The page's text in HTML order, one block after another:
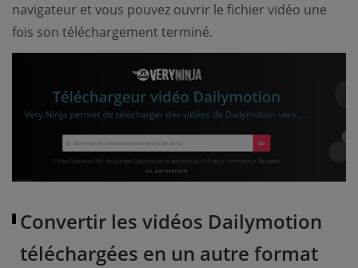
navigateur et vous pouvez ouvrir le fichier vidéo une
fois son téléchargement terminé.
Convertir les vidéos Dailymotion
téléchargées en un autre format